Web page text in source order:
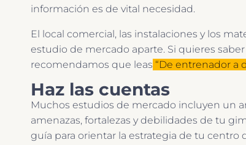
información es de vital necesidad.
El local comercial, las instalaciones y los
estudio de mercado aparte. Si quieres
recomendamos que leas “De entrenador a
Haz las cuentas
Muchos estudios de mercado incluyen un
amenazas, fortalezas y debilidades de tu
guía para orientar la estrategia de tu centro